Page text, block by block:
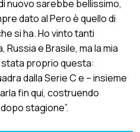
nuovo sarebbe bellissimo,
dato al Pero è quello di
si ha. Ho vinto tanti
e Brasile, ma la mia
proprio questa:
dalla Serie C e – insieme
fin qui, costruendo
stagione”.